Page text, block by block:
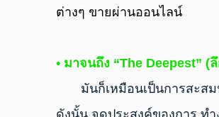
ต่างๆ ขายผ่านออนไลน์
• มาจนถึง “The Deepest”